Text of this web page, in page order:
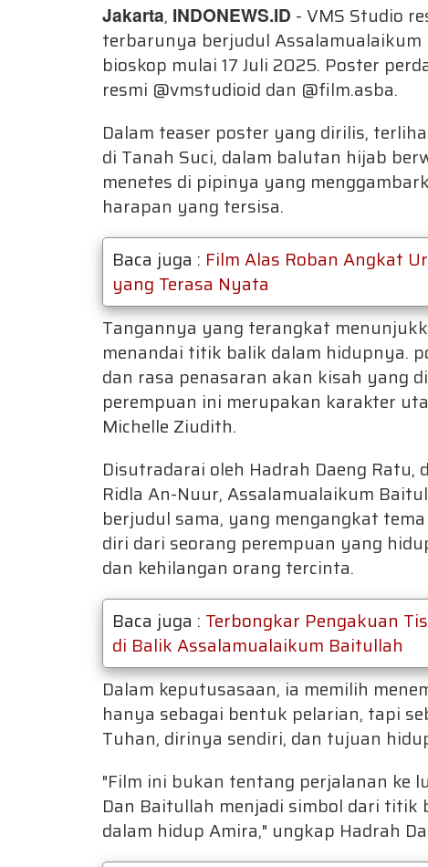
Jakarta, INDONEWS.ID - VMS Studio
terbarunya berjudul
bioskop mulai 17 Juli 2025. Poster
resmi @vmstudioid dan @film.asba.
Dalam teaser poster yang dirilis,
di Tanah Suci, dalam balutan hijab
menetes di pipinya yang
harapan yang tersisa.
Baca juga : Film Alas Roban Angkat
yang Terasa Nyata
Tangannya yang terangkat
menandai titik balik dalam hidupnya.
dan rasa penasaran akan kisah yang
perempuan ini merupakan karakter
Michelle Ziudith.
Disutradarai oleh Hadrah Daeng Ratu,
Ridla An-Nuur, Assalamualaikum
berjudul sama, yang mengangkat
diri dari seorang perempuan yang
dan kehilangan orang tercinta.
Baca juga : Terbongkar Pengakuan
di Balik Assalamualaikum Baitullah
Dalam keputusasaan, ia memilih
hanya sebagai bentuk pelarian, tapi
Tuhan, dirinya sendiri, dan tujuan
"Film ini bukan tentang perjalanan ke
Dan Baitullah menjadi simbol dari
dalam hidup Amira," ungkap Hadrah